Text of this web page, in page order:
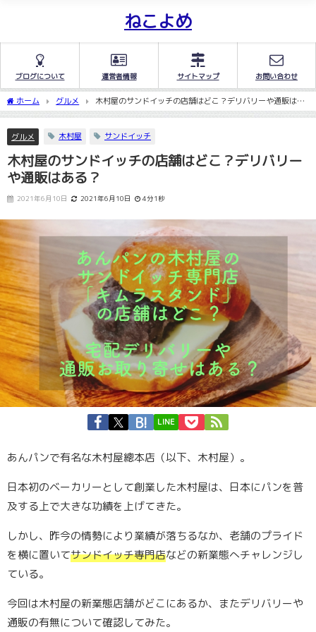
ねこよめ
ブログについて 運営者情報 サイトマップ お問い合わせ
ホーム グルメ
木村屋のサンドイッチの店舗はどこ？デリバリーや通販はあ
る？
グルメ 木村屋 サンドイッチ
木村屋のサンドイッチの店舗はどこ？デリバリー
や通販はある？
2021年6月10日 2021年6月10日 4分1秒
LINE
あんパンで有名な木村屋總本店（以下、木村屋）。
日本初のベーカリーとして創業した木村屋は、日本にパンを普
及する上で大きな功績を上げてきた。
しかし、昨今の情勢により業績が落ちるなか、老舗のプライド
を横に置いてサンドイッチ専門店などの新業態へチャレンジし
ている。
今回は木村屋の新業態店舗がどこにあるか、またデリバリーや
通販の有無について確認してみた。